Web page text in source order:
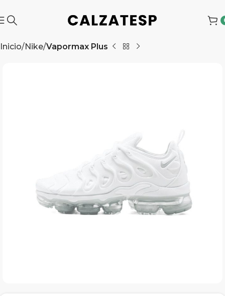
Inicio Nike Vapormax Plus